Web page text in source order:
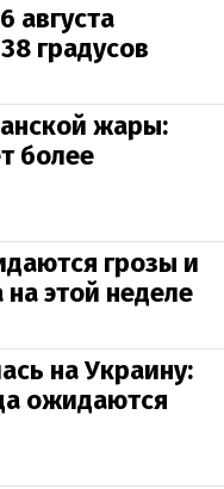
августа
градусов
жары:
более
грозы и
этой неделе
на Украину:
ожидаются